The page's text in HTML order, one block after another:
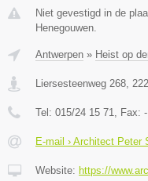
Niet gevestigd in de
Henegouwen.
Antwerpen » Heist op
Liersesteenweg 268
Tel: 015/24 15 71 , Fax: -
E-mail › Architect Peter
Website: https://